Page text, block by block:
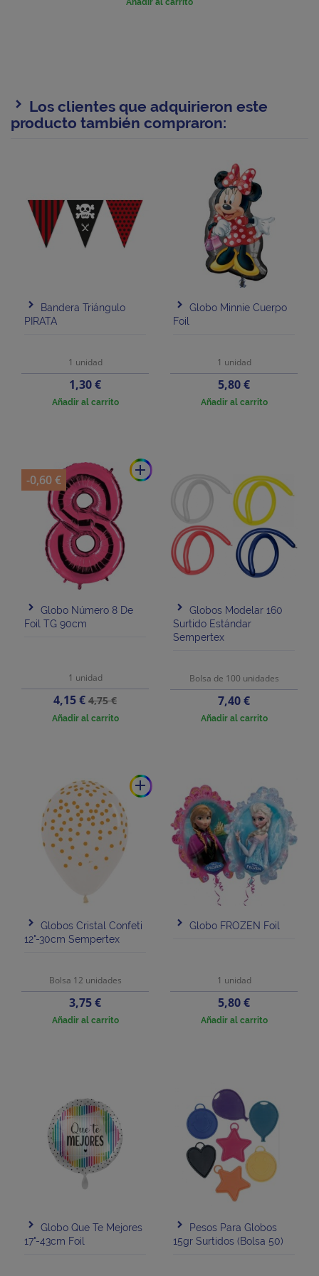
Añadir al carrito
Los clientes que adquirieron este
producto también compraron:
Bandera Triángulo
PIRATA
1 unidad
Precio
1,30 €
Añadir al carrito
Globo Minnie Cuerpo
Foil
1 unidad
Precio
5,80 €
Añadir al carrito
add
Globo Número 8 De
Foil TG 90cm
1 unidad
Precio
4,15 €Precio
base
4,75 €
Añadir al carrito
-0,60 €
Globos Modelar 160
Surtido Estándar
Sempertex
Bolsa de 100 unidades
Precio
7,40 €
Añadir al carrito
add
Globos Cristal Confeti
12"-30cm Sempertex
Bolsa 12 unidades
Precio
3,75 €
Añadir al carrito
Globo FROZEN Foil
1 unidad
Precio
5,80 €
Añadir al carrito
Globo Que Te Mejores
17"-43cm Foil
Pesos Para Globos
15gr Surtidos (bolsa 50)